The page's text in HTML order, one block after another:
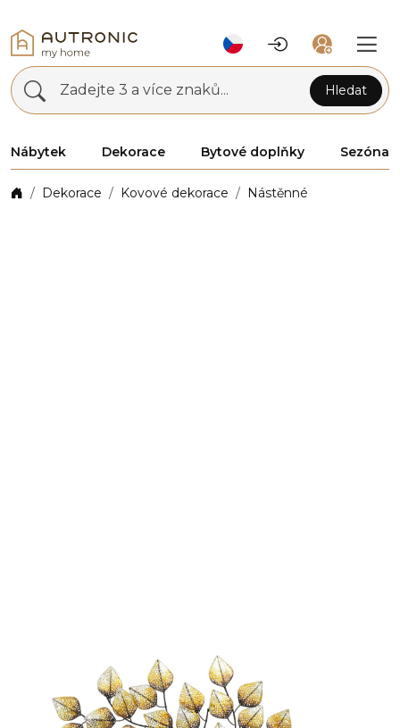
Zadejte 3 a více znaků... Hledat
Nábytek Dekorace Bytové doplňky Sezóna
Dekorace Kovové dekorace Nástěnné